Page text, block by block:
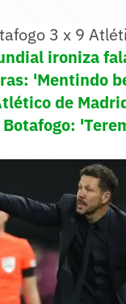
3 x 9
ironiza
'Mentindo
de